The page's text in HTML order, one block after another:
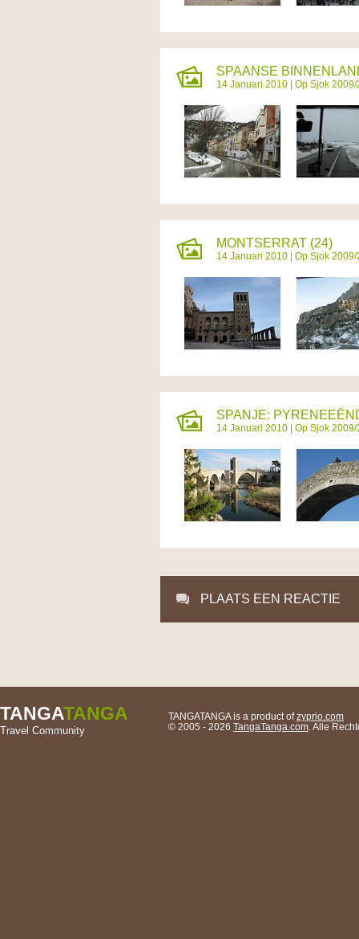
SPAANSE
14 Januari 2010 | Op Sjok
MONTSERRAT (24)
14 Januari 2010 | Op Sjok
SPANJE:
14 Januari 2010 | Op Sjok
PLAATS EEN REACTIE
TANGATANGA
Travel Community
TANGATANGA is a product ofzyprio.com
© 2005 - 2026 TangaTanga.com . Alle